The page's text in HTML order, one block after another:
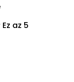
az 5